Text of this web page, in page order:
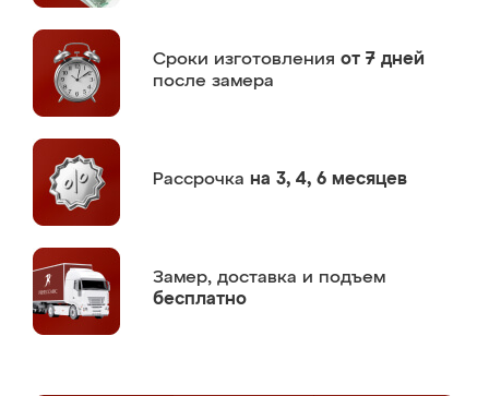
Сроки изготовления от 7 дней
после замера
Рассрочка на 3, 4, 6 месяцев
Замер, доставка и подъем
бесплатно